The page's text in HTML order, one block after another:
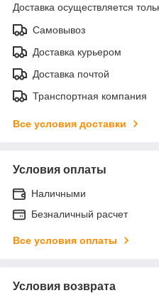
Доставка осуществляется
Самовывоз
Доставка курьером
Доставка почтой
Транспортная компания
Все условия доставки
Условия оплаты
Наличными
Безналичный расчет
Все условия оплаты
Условия возврата